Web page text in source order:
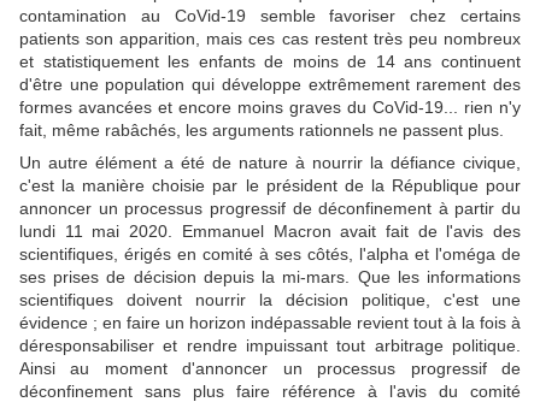
contamination au CoVid-19 semble favoriser chez certains
patients son apparition, mais ces cas restent très peu nombreux
et statistiquement les enfants de moins de 14 ans continuent
d'être une population qui développe extrêmement rarement des
formes avancées et encore moins graves du CoVid-19... rien n'y
fait, même rabâchés, les arguments rationnels ne passent plus.
Un autre élément a été de nature à nourrir la défiance civique,
c'est la manière choisie par le président de la République pour
annoncer un processus progressif de déconfinement à partir du
lundi 11 mai 2020. Emmanuel Macron avait fait de l'avis des
scientifiques, érigés en comité à ses côtés, l'alpha et l'oméga de
ses prises de décision depuis la mi-mars. Que les informations
scientifiques doivent nourrir la décision politique, c'est une
évidence ; en faire un horizon indépassable revient tout à la fois à
déresponsabiliser et rendre impuissant tout arbitrage politique.
Ainsi au moment d'annoncer un processus progressif de
déconfinement sans plus faire référence à l'avis du comité